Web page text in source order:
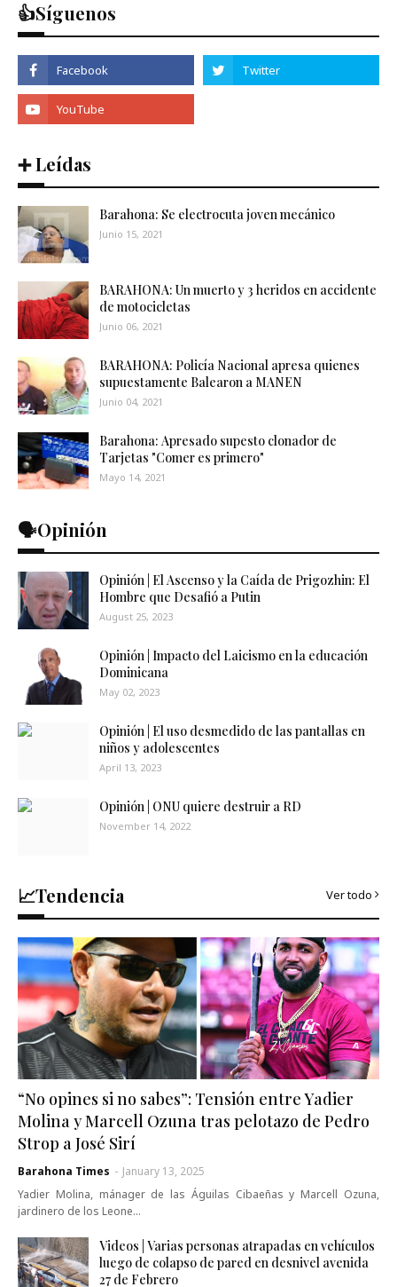
👍Síguenos
➕ Leídas
Barahona: Se electrocuta joven mecánico
Junio 15, 2021
BARAHONA: Un muerto y 3 heridos en accidente
de motocicletas
Junio 06, 2021
BARAHONA: Policía Nacional apresa quienes
supuestamente Balearon a MANEN
Junio 04, 2021
Barahona: Apresado supesto clonador de
Tarjetas "Comer es primero"
Mayo 14, 2021
🗣️Opinión
Opinión | El Ascenso y la Caída de Prigozhin: El
Hombre que Desafió a Putin
August 25, 2023
Opinión | Impacto del Laicismo en la educación
Dominicana
May 02, 2023
Opinión | El uso desmedido de las pantallas en
niños y adolescentes
April 13, 2023
Opinión | ONU quiere destruir a RD
November 14, 2022
📈Tendencia Ver todo
“No opines si no sabes”: Tensión entre Yadier
Molina y Marcell Ozuna tras pelotazo de Pedro
Strop a José Sirí
Barahona Times - January 13, 2025
Yadier Molina, mánager de las Águilas Cibaeñas y Marcell Ozuna,
jardinero de los Leone…
Videos | Varias personas atrapadas en vehículos
luego de colapso de pared en desnivel avenida
27 de Febrero